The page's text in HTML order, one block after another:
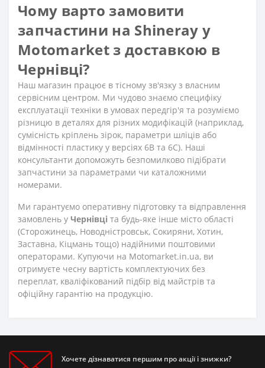
Чому варто замовити
запчастини на Shineray у
Motomarket з доставкою в
Чернівці?
Наш магазин працює в тісному зв'язку з власним
сервісним центром. Ми чудово знаємо специфіку
експлуатації техніки в умовах передгір'я та розуміємо
різницю в деталях для різних модифікацій (наприклад,
сумісність кріплень зірок, параметри шліців або
відмінності пластику у версіях 6B та 6C). Наші
консультанти допоможуть безпомилково підібрати
запчастини за параметрами чи каталожними
номерами.
Ми гарантуємо оперативну підготовку та відправлення
замовлень у Чернівці та будь-яке інше місто області
(Сторожинець, Новодністровськ, Сокиряни, Хотин,
Заставна, Кіцмань тощо) надійними поштовими
операторами. Купуючи на Motomarket.in.ua, ви
отримуєте чесну вартість комплектуючих без
переплат, кваліфікований підбір від майстрів та
офіційну гарантію на продукцію.
Хочете дізнаватися першим про акції і знижки?